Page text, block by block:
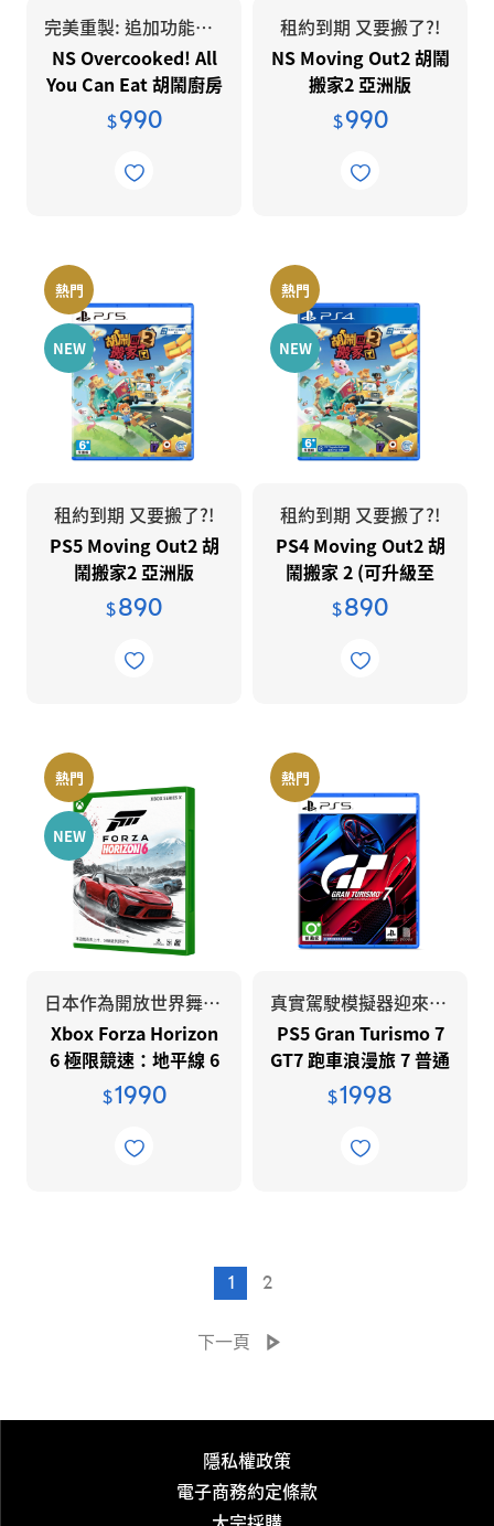
完美重製: 追加功能及新模式選項
NS Overcooked! All
You Can Eat 胡鬧廚房
全都好吃 亞洲版
$990
租約到期 又要搬了?!
NS Moving Out2 胡鬧
搬家2 亞洲版
$990
熱門
NEW
租約到期 又要搬了?!
PS5 Moving Out2 胡
鬧搬家2 亞洲版
$890
熱門
NEW
租約到期 又要搬了?!
PS4 Moving Out2 胡
鬧搬家 2 (可升級至
PS5遊玩)
$890
熱門
NEW
日本作為開放世界舞台🏎️
Xbox Forza Horizon
6 極限競速：地平線 6
$1990
熱門
真實駕駛模擬器迎來 25 週年里程碑。
PS5 Gran Turismo 7
GT7 跑車浪漫旅 7 普通
版
$1998
1 2
下一頁
隱私權政策
電子商務約定條款